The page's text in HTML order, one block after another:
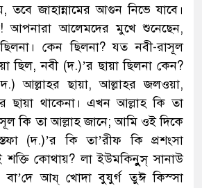
তবে জাহান্নামের আগুন নিভে যাবে।
আপনারা আলেমদের মুখে শুনেছেন,
কেন ছিলনা? যত নবী-রাসূল
ছিল, নবী (দ.)’র ছায়া ছিলনা কেন?
আল্লাহর ছায়া, আল্লাহর জলওয়া,
ছায়া থাকেনা। এখন আল্লাহ কি তা
কি তা আল্লাহ জানে; আমি ওই দিকে
(দ.)’র কি তা’রীফ কি প্রশংসা
কোথায়? লা ইউমকিনুুস্ সানাউ
বা’দে আয্ খোদা বুযুর্গ তুঈ কিস্সা